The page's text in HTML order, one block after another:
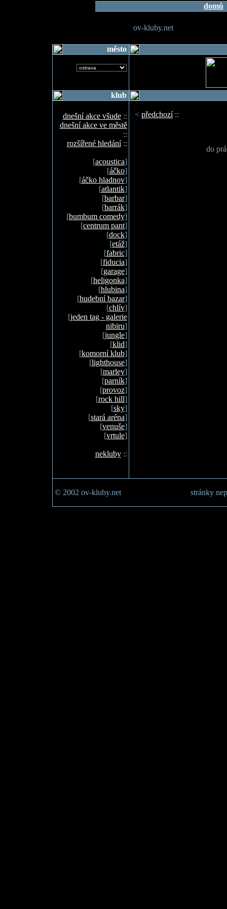
domů
ov-kluby.net
město
klub
dnešní akce všude::
dnešní akce ve městě
::
rozšířené hledání::
[acoustica]
[áčko]
[áčko hladnov]
[atlantik]
[barbar]
[barrák]
[bumbum comedy]
[centrum pant]
[dock]
[etáž]
[fabric]
[fiducia]
[garage]
[heligonka]
[hlubina]
[hudební bazar]
[chlív]
[jeden tag - galerie
nibiru]
[jungle]
[klid]
[komorní klub]
[lighthouse]
[marley]
[parník]
[provoz]
[rock hill]
[sky]
[stará aréna]
[venuše]
[vrtule]
nekluby::
< předchozí::
do
© 2002 ov-kluby.net stránky